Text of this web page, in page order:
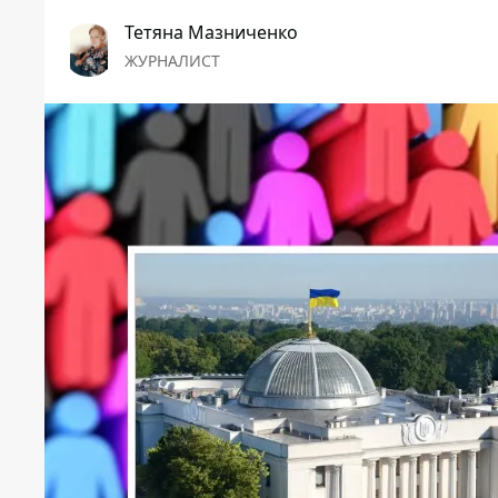
Тетяна Мазниченко
ЖУРНАЛИСТ